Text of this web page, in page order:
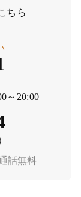
ちら
話無料
～20:00